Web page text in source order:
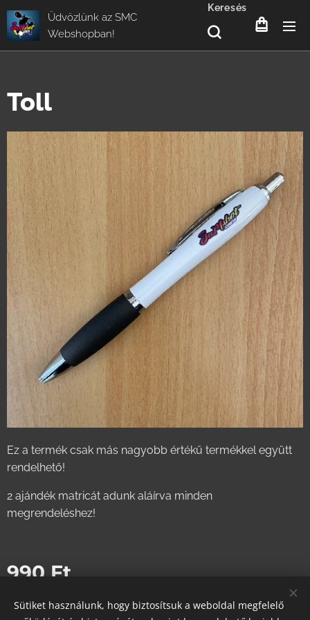
Üdvözlünk az SMC
Webshopban!
Keresés
Toll
Ez a termék csak más nagyobb értékű termékkel együtt
rendelhető!
2 ajándék matricát adunk aláírva minden
megrendeléshez!
990 Ft
Sütiket használunk, hogy biztosítsuk a weboldal megfelelő